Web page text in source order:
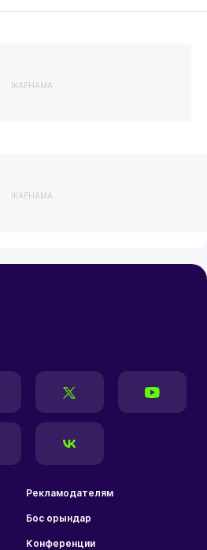
ЖАРНАМА
ЖАРНАМА
Рекламодателям
Бос орындар
Конференции